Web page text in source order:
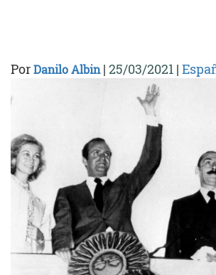
PorDanilo Albin| 25/03/2021 |